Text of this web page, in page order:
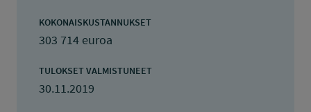
KOKONAISKUSTANNUKSET
303 714 euroa
TULOKSET VALMISTUNEET
30.11.2019